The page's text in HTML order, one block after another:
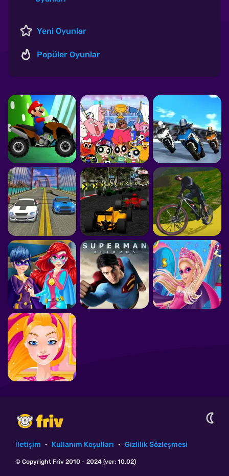
Yeni Oyunlar
Popüler Oyunlar
İletişim · Kullanım Koşulları · Gizlilik Sözleşmesi
© Copyright Friv 2010 - 2024 (ver: 10.02)